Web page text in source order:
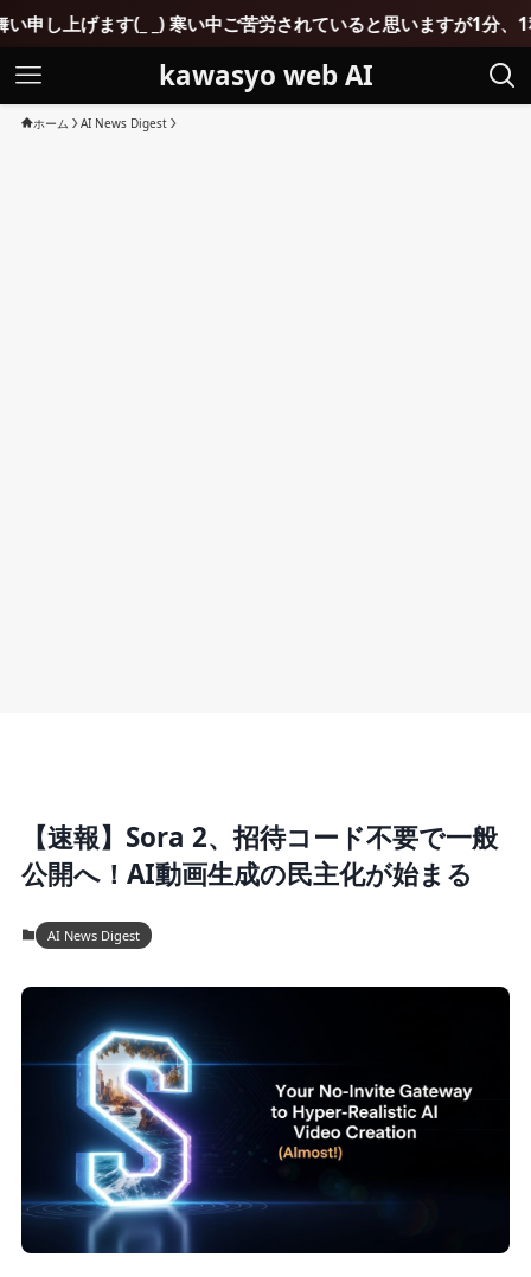
kawasyo web AI
ホーム AI News Digest
【速報】Sora 2、招待コード不要で一般
公開へ！AI動画生成の民主化が始まる
AI News Digest